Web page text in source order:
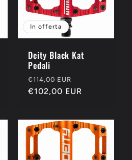
In offerta
Deity Black Kat
Pedali
Prezzo
di
€114,00 EUR
scontato
€102,00 EUR